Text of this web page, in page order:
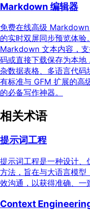
Markdown 编辑器
免费在线高级
的实时双屏同步预览体
Markdown 文本内容，
码或直接下载保存为本
杂数据表格、多语言代码
有标准与 GFM 扩展的高
的必备写作神器。
相关术语
提示词工程
提示词工程是一种设计、
方法，旨在与大语言模
效沟通，以获得准确、一
Context